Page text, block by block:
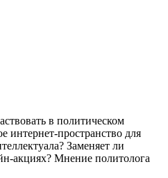
в политическом
интернет-пространство для
Заменяет ли
акциях? Мнение политолога